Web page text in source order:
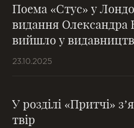
Поема «Стус» у
видання Олександра
вийшло у
23.10.2025
У розділі «Притчі»
твір